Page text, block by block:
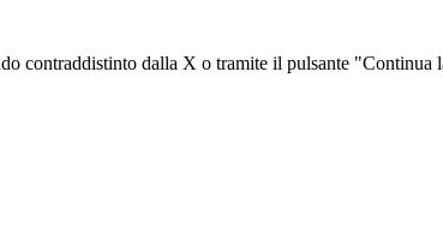
contraddistinto dalla X o tramite il pulsante "Continua